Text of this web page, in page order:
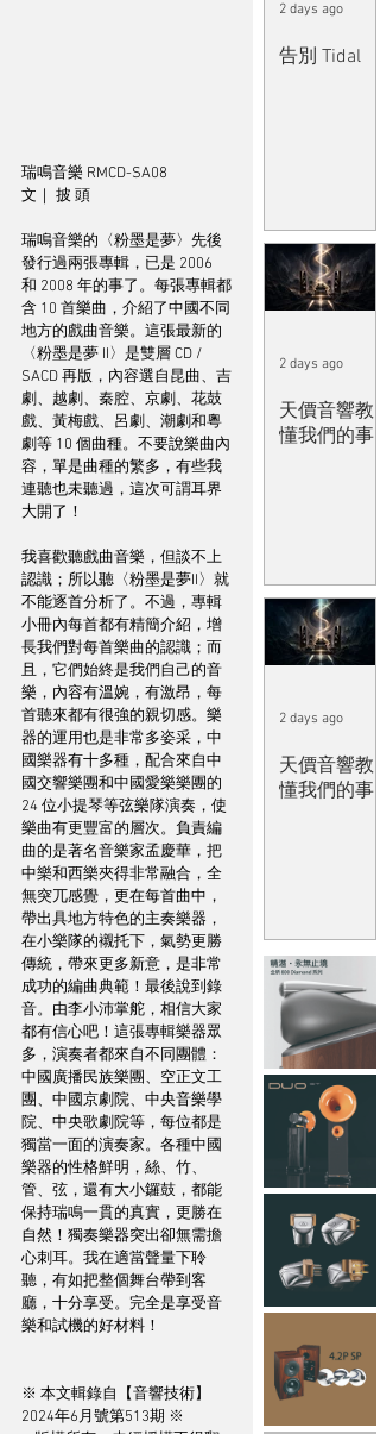
瑞鳴音樂 RMCD-SA08
文｜ 披 頭
瑞鳴音樂的〈粉墨是夢〉先後
發行過兩張專輯，已是 2006
和 2008 年的事了。每張專輯都
含 10 首樂曲，介紹了中國不同
地方的戲曲音樂。這張最新的
〈粉墨是夢 II〉是雙層 CD /
SACD 再版，內容選自昆曲、吉
劇、越劇、秦腔、京劇、花鼓
戲、黃梅戲、呂劇、潮劇和粵
劇等 10 個曲種。不要說樂曲內
容，單是曲種的繁多，有些我
連聽也未聽過，這次可謂耳界
大開了！
我喜歡聽戲曲音樂，但談不上
認識；所以聽〈粉墨是夢II〉就
不能逐首分析了。不過，專輯
小冊內每首都有精簡介紹，增
長我們對每首樂曲的認識；而
且，它們始終是我們自己的音
樂，內容有溫婉，有激昂，每
首聽來都有很強的親切感。樂
器的運用也是非常多姿采，中
國樂器有十多種，配合來自中
國交響樂團和中國愛樂樂團的
24 位小提琴等弦樂隊演奏，使
樂曲有更豐富的層次。負責編
曲的是著名音樂家孟慶華，把
中樂和西樂夾得非常融合，全
無突兀感覺，更在每首曲中，
帶出具地方特色的主奏樂器，
在小樂隊的襯托下，氣勢更勝
傳統，帶來更多新意，是非常
成功的編曲典範！最後說到錄
音。由李小沛掌舵，相信大家
都有信心吧！這張專輯樂器眾
多，演奏者都來自不同團體：
中國廣播民族樂團、空正文工
團、中國京劇院、中央音樂學
院、中央歌劇院等，每位都是
獨當一面的演奏家。各種中國
樂器的性格鮮明，絲、竹、
管、弦，還有大小鑼鼓，都能
保持瑞鳴一貫的真實，更勝在
自然！獨奏樂器突出卻無需擔
心刺耳。我在適當聲量下聆
聽，有如把整個舞台帶到客
廳，十分享受。完全是享受音
樂和試機的好材料！
※ 本文輯錄自【音響技術】
2024年6月號第513期 ※
告別 Tidal
2 days ago
天價音響教
懂我們的事
2 days ago
天價音響教
懂我們的事
2 days ago